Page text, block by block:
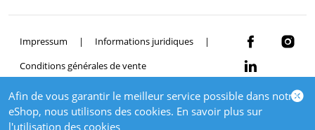
Afin de vous garantir le meilleur service possible dans notre
eShop, nous utilisons des cookies. En savoir plus sur
l'utilisation des cookies
Impressum
Informations juridiques
Conditions générales de vente
© 2026 HIRSCHI
powered by polynorm